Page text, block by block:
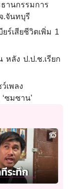
านกรรมการ
.จันทบุรี
ยร์เสียชีวิตเพิ่ม 1
หลัง ป.ป.ช.เรียก
เพลง
ซมซาน’